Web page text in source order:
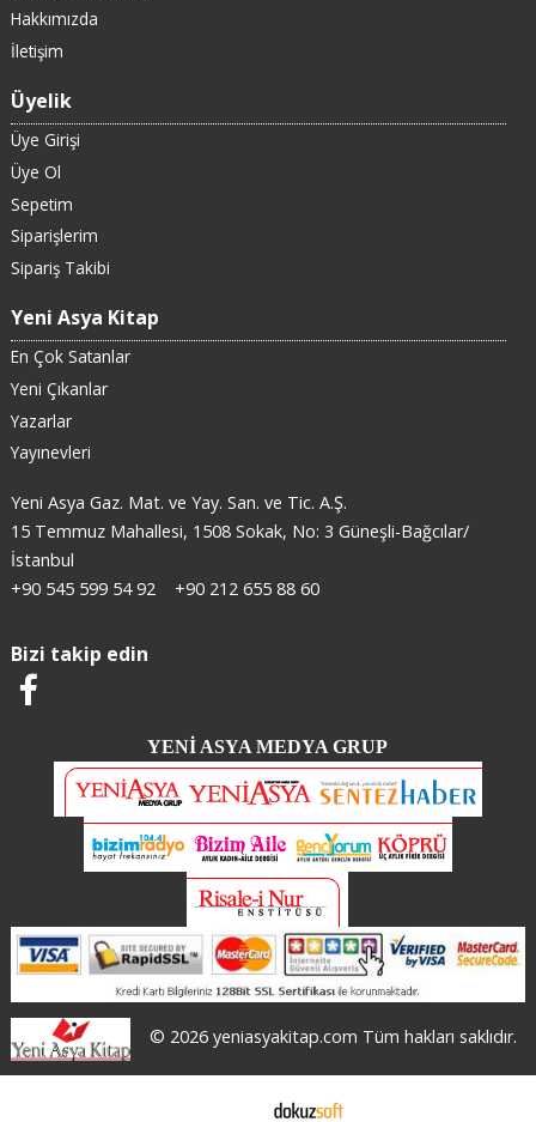
Hakkımızda
İletişim
Üyelik
Üye Girişi
Üye Ol
Sepetim
Siparişlerim
Sipariş Takibi
Yeni Asya Kitap
En Çok Satanlar
Yeni Çıkanlar
Yazarlar
Yayınevleri
Yeni Asya Gaz. Mat. ve Yay. San. ve Tic. A.Ş.
15 Temmuz Mahallesi, 1508 Sokak, No: 3 Güneşli-Bağcılar/
İstanbul
+90 545 599 54 92
+90 212 655 88 60
Bizi takip edin
YENİ ASYA MEDYA GRUP
© 2026 yeniasyakitap.com Tüm hakları saklıdır.